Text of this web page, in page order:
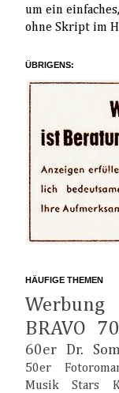
um ein
ohne Skript im
ÜBRIGENS:
HÄUFIGE THEMEN
Werbung
BRAVO
60er
Dr.
50er
Musik
Stars